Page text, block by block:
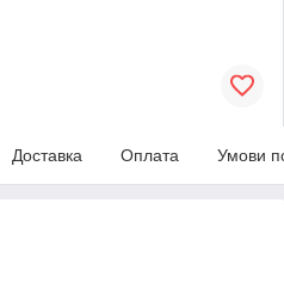
Доставка Оплата Умови